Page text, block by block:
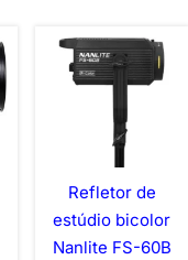
Refletor de
estúdio bicolor
Nanlite FS-60B